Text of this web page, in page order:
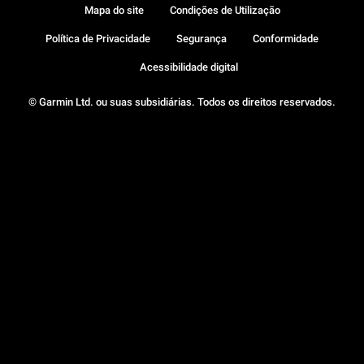
© Garmin Ltd. ou suas subsidiárias. Todos os direitos reservados.
Mapa do site Condições de Utilização
Política de Privacidade Segurança Conformidade
Acessibilidade digital